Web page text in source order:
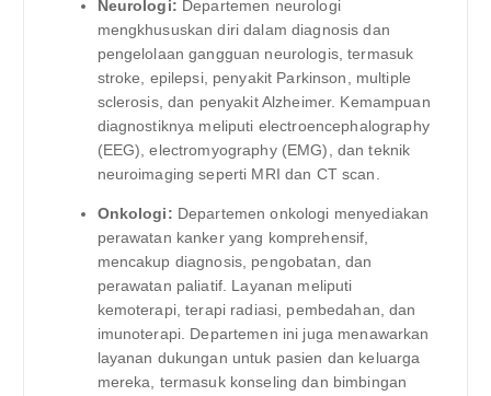
Neurologi: Departemen neurologi
mengkhususkan diri dalam diagnosis dan
pengelolaan gangguan neurologis, termasuk
stroke, epilepsi, penyakit Parkinson, multiple
sclerosis, dan penyakit Alzheimer. Kemampuan
diagnostiknya meliputi electroencephalography
(EEG), electromyography (EMG), dan teknik
neuroimaging seperti MRI dan CT scan.
Onkologi: Departemen onkologi menyediakan
perawatan kanker yang komprehensif,
mencakup diagnosis, pengobatan, dan
perawatan paliatif. Layanan meliputi
kemoterapi, terapi radiasi, pembedahan, dan
imunoterapi. Departemen ini juga menawarkan
layanan dukungan untuk pasien dan keluarga
mereka, termasuk konseling dan bimbingan